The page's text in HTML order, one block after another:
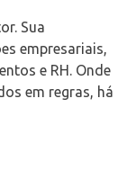
Sua
empresariais,
e RH. Onde
em regras, há